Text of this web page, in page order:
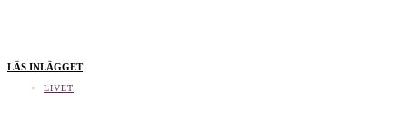
LÄS INLÄGGET
LIVET